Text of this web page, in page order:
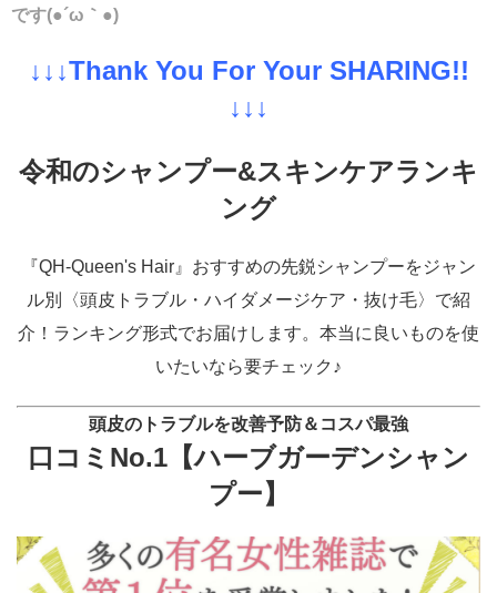
です(●´ω｀●)
↓↓↓Thank You For Your SHARING!!
↓↓↓
令和のシャンプー&スキンケアランキ
ング
『QH-Queen's Hair』おすすめの先鋭シャンプーをジャン
ル別〈頭皮トラブル・ハイダメージケア・抜け毛〉で紹
介！ランキング形式でお届けします。本当に良いものを使
いたいなら要チェック♪
頭皮のトラブルを改善予防＆コスパ最強
口コミNo.1【ハーブガーデンシャン
プー】